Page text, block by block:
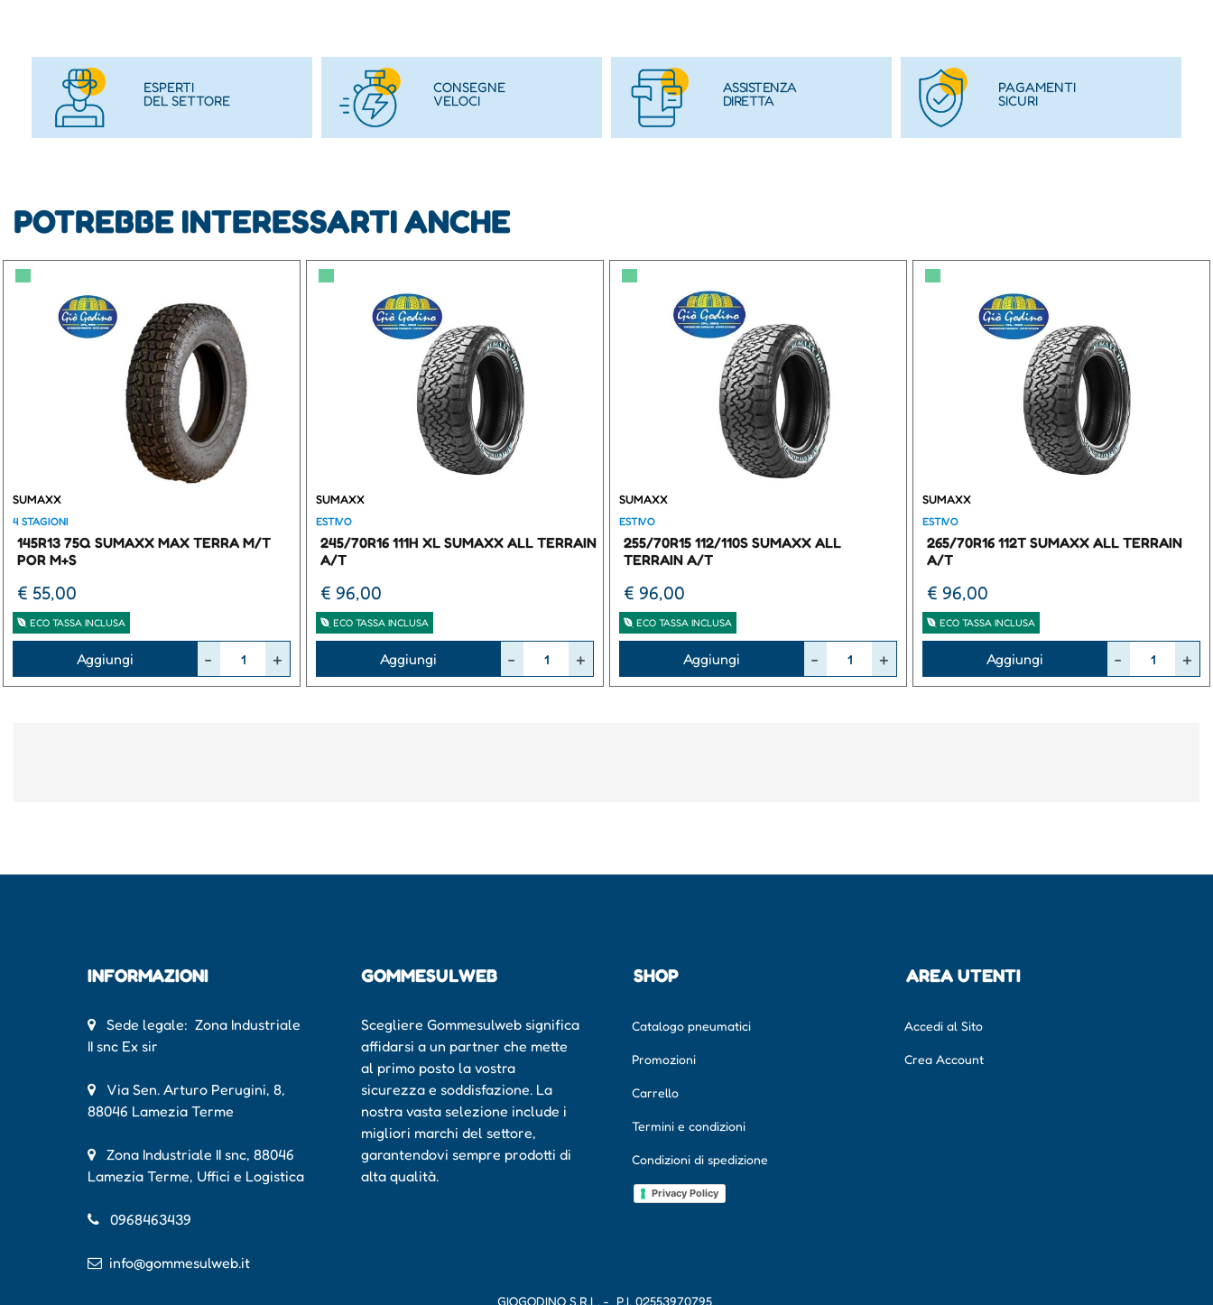
ESPERTI
DEL SETTORE
CONSEGNE
VELOCI
ASSISTENZA
DIRETTA
PAGAMENTI
SICURI
POTREBBE INTERESSARTI ANCHE
▀
SUMAXX
4 STAGIONI
145R13 75Q SUMAXX MAX TERRA M/T
POR M+S
€ 55,00
ECO TASSA INCLUSA
Aggiungi
▀
SUMAXX
ESTIVO
245/70R16 111H XL SUMAXX ALL TERRAIN
A/T
€ 96,00
ECO TASSA INCLUSA
Aggiungi
▀
SUMAXX
ESTIVO
255/70R15 112/110S SUMAXX ALL
TERRAIN A/T
€ 96,00
ECO TASSA INCLUSA
Aggiungi
▀
SUMAXX
ESTIVO
265/70R16 112T SUMAXX ALL TERRAIN
A/T
€ 96,00
ECO TASSA INCLUSA
Aggiungi
INFORMAZIONI
Sede legale: Zona Industriale
II snc Ex sir
Via Sen. Arturo Perugini, 8,
88046 Lamezia Terme
Zona Industriale II snc, 88046
Lamezia Terme, Uffici e Logistica
0968463439
info@gommesulweb.it
GOMMESULWEB
Scegliere Gommesulweb significa
affidarsi a un partner che mette
al primo posto la vostra
sicurezza e soddisfazione. La
nostra vasta selezione include i
migliori marchi del settore,
garantendovi sempre prodotti di
alta qualità.
SHOP
Catalogo pneumatici
Promozioni
Carrello
Termini e condizioni
Condizioni di spedizione
Privacy Policy
AREA UTENTI
Accedi al Sito
Crea Account
GIOGODINO S.R.L. - P.I. 02553970795